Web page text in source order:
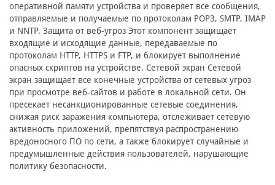
оперативной памяти устройства и проверяет все сообщения,
отправляемые и получаемые по протоколам POP3, SMTP, IMAP
и NNTP. Защита от веб-угроз Этот компонент защищает
входящие и исходящие данные, передаваемые по
протоколам HTTP, HTTPS и FTP, и блокирует выполнение
опасных скриптов на устройстве. Сетевой экран Сетевой
экран защищает все конечные устройства от сетевых угроз
при просмотре веб-сайтов и работе в локальной сети. Он
пресекает несанкционированные сетевые соединения,
снижая риск заражения компьютера, отслеживает сетевую
активность приложений, препятствуя распространению
вредоносного ПО по сети, а также блокирует случайные и
предумышленные действия пользователей, нарушающие
политику безопасности.